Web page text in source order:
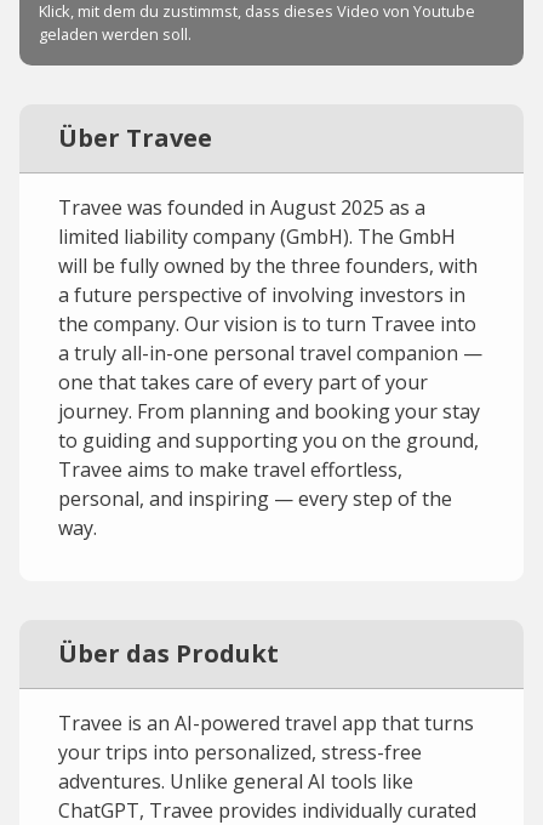
Über Travee
Travee was founded in August 2025 as a
limited liability company (GmbH). The GmbH
will be fully owned by the three founders, with
a future perspective of involving investors in
the company. Our vision is to turn Travee into
a truly all-in-one personal travel companion —
one that takes care of every part of your
journey. From planning and booking your stay
to guiding and supporting you on the ground,
Travee aims to make travel effortless,
personal, and inspiring — every step of the
way.
Über das Produkt
Travee is an AI-powered travel app that turns
your trips into personalized, stress-free
adventures. Unlike general AI tools like
ChatGPT, Travee provides individually curated